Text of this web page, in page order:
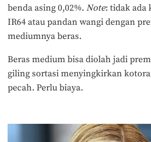
benda asing 0,02%. Note: tidak ada
IR64 atau pandan wangi dengan
mediumnya beras.
Beras medium bisa diolah jadi
giling sortasi menyingkirkan
pecah. Perlu biaya.